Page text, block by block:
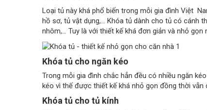
Loại tủ này khá phổ biến trong mỗi gia đình Việt
hồ sơ, tủ vật dụng,… Khóa tủ dành cho tủ có cánh
nhôm,… Tuy là với thiết kế khá đơn giản và nhỏ
Khóa tủ cho ngăn kéo
Trong mỗi gia đình chắc hẳn đều có nhiều ngăn
kéo vì thế được thiết kế khá nhỏ gọn đồng thời vẫn
Khóa tủ cho tủ kính